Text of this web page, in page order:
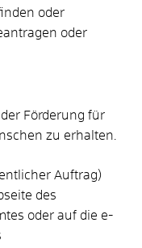
oder
oder
Förderung für
zu erhalten.
Auftrag)
des
oder auf die e-